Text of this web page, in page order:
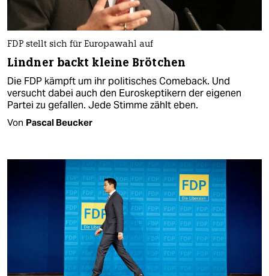
FDP stellt sich für Europawahl auf
Lindner backt kleine Brötchen
Die FDP kämpft um ihr politisches Comeback. Und
versucht dabei auch den Euroskeptikern der eigenen
Partei zu gefallen. Jede Stimme zählt eben.
Von Pascal Beucker